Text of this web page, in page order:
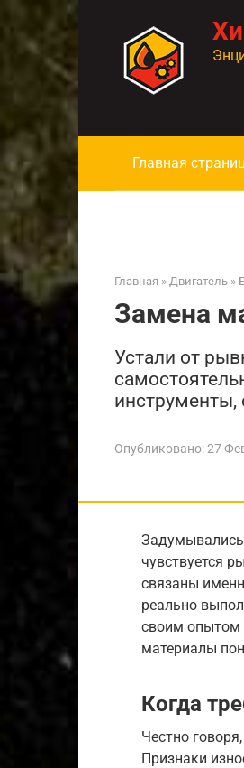
контенту
Главная
Главная » Двигатель »
Замена
Устали от
Опубликовано:27
Задумывались
чувствуется
связаны
реально
своим опытом
материалы
Когда
Честно
Признаки